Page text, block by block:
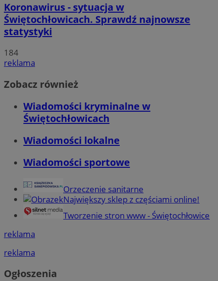
Koronawirus - sytuacja w
Świętochłowicach. Sprawdź najnowsze
statystyki
184
reklama
Zobacz również
Wiadomości kryminalne w
Świętochłowicach
Wiadomości lokalne
Wiadomości sportowe
Orzeczenie sanitarne
Największy sklep z częściami online!
Tworzenie stron www - Świętochłowice
reklama
reklama
Ogłoszenia